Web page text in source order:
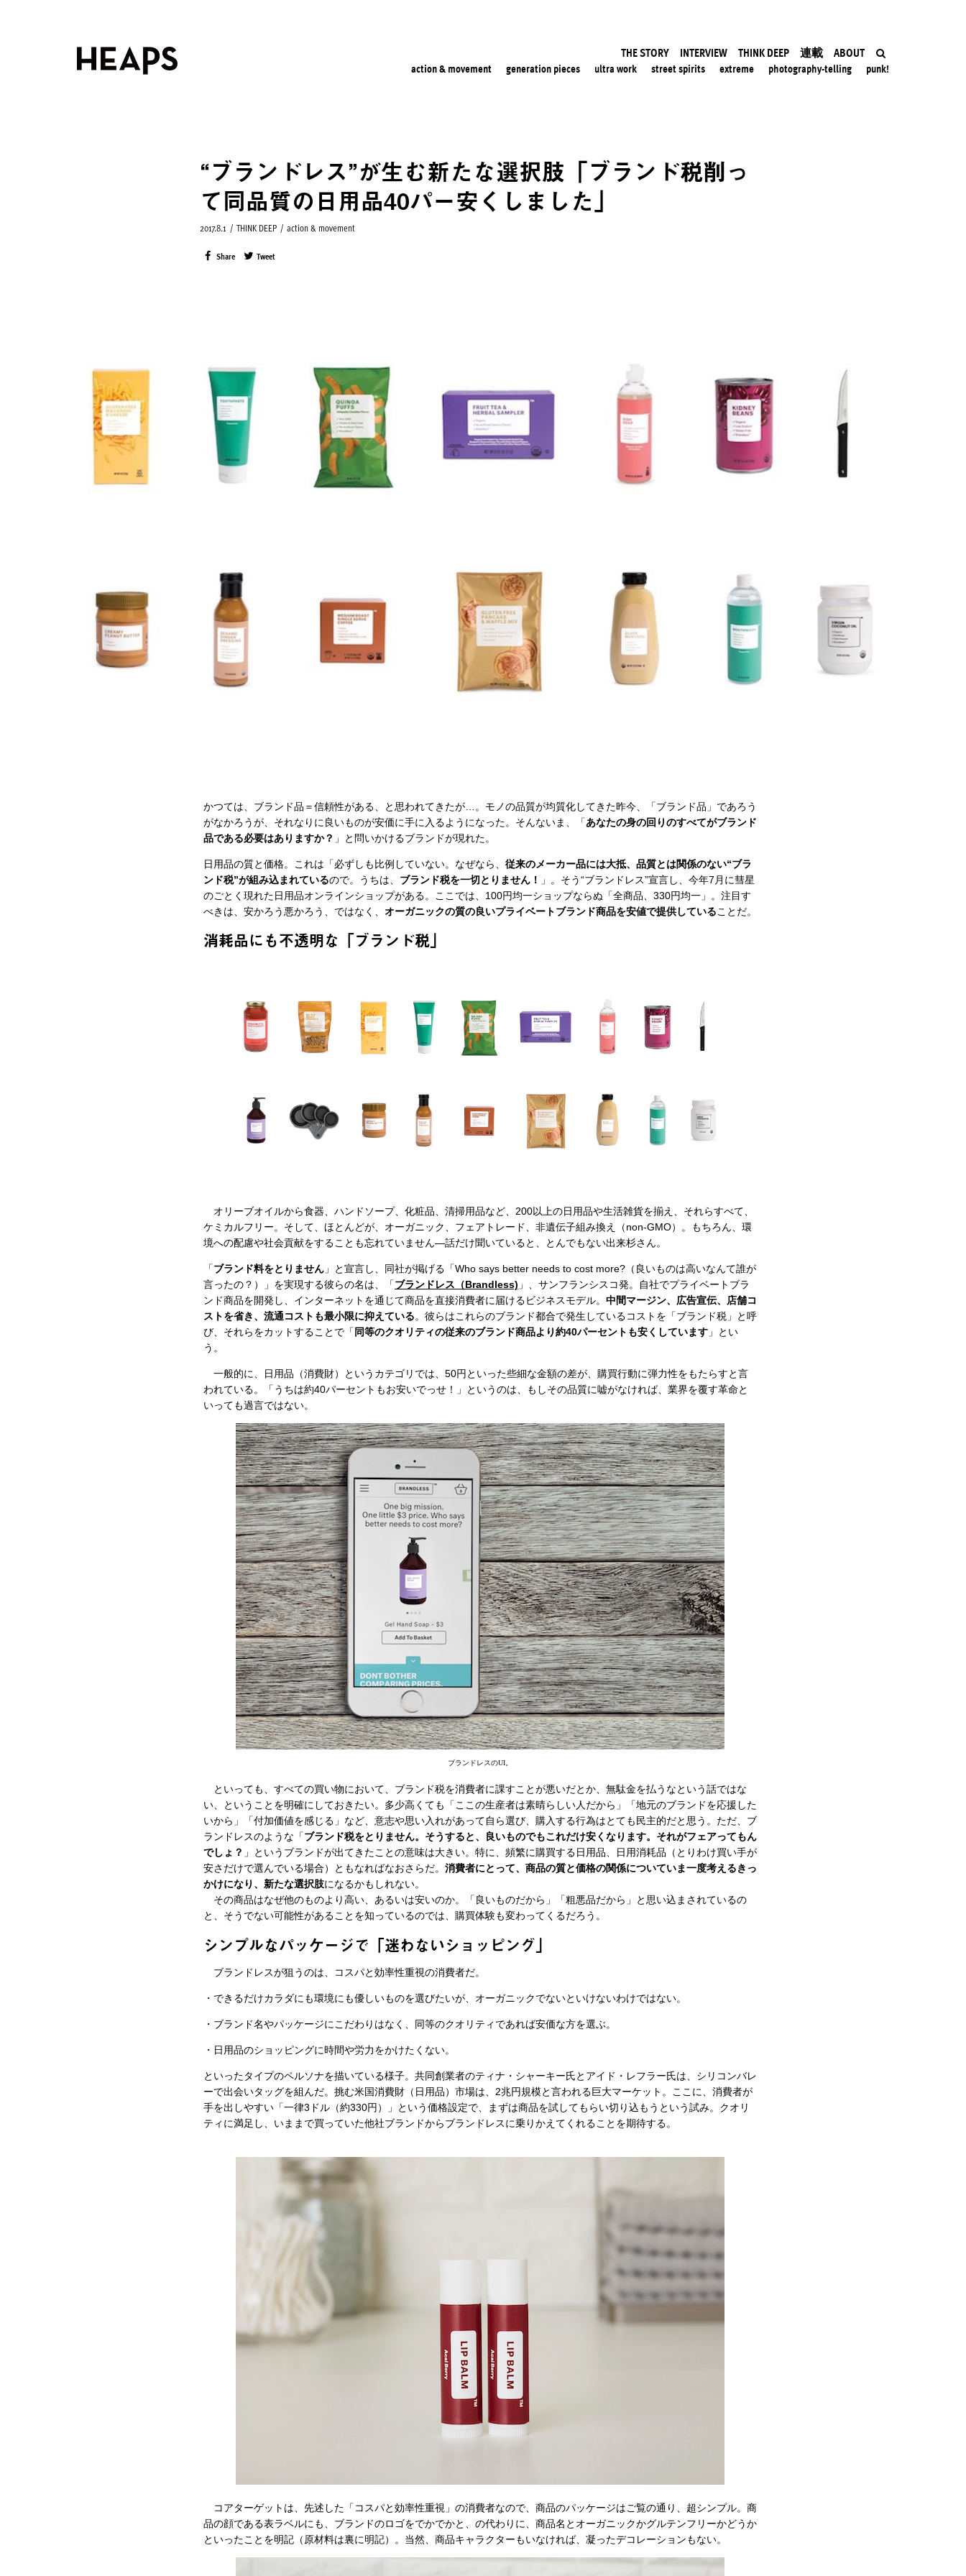
THE STORY INTERVIEW THINK DEEP 連載 ABOUT
action & movement generation pieces ultra work street spirits extreme photography-telling punk!
“ブランドレス”が生む新たな選択肢「ブランド税削っ
て同品質の日用品40パー安くしました」
2017.8.1 / THINK DEEP / action & movement
Share Tweet
かつては、ブランド品＝信頼性がある、と思われてきたが…。モノの品質が均質化してきた昨今、「ブランド品」であろう
がなかろうが、それなりに良いものが安価に手に入るようになった。そんないま、「あなたの身の回りのすべてがブランド
品である必要はありますか？ 」と問いかけるブランドが現れた。
日用品の質と価格。これは「必ずしも比例していない。なぜなら、 従来のメーカー品には大抵、品質とは関係のない“ブラ
ンド税”が組み込まれているので。うちは、 ブランド税を一切とりません！
」。そう“ブランドレス”宣言し、今年7月に彗星
のごとく現れた日用品オンラインショップがある。ここでは、100円均一ショップならぬ「全商品、330円均一」。注目す
べきは、安かろう悪かろう、ではなく、 オーガニックの質の良いプライベートブランド商品を安値で提供していることだ。
消耗品にも不透明な「ブランド税」
オリーブオイルから食器、ハンドソープ、化粧品、清掃用品など、200以上の日用品や生活雑貨を揃え、それらすべて、
ケミカルフリー。そして、ほとんどが、オーガニック、フェアトレード、非遺伝子組み換え（non-GMO）。もちろん、環
境への配慮や社会貢献をすることも忘れていません—話だけ聞いていると、とんでもない出来杉さん。
「ブランド料をとりません 」と宣言し、同社が掲げる「Who says better needs to cost more?（良いものは高いなんて誰が
言ったの？）」を実現する彼らの名は、「ブランドレス（Brandless) 」、サンフランシスコ発。自社でプライベートブラ
ンド商品を開発し、インターネットを通じて商品を直接消費者に届けるビジネスモデル。 中間マージン、広告宣伝、店舗コ
ストを省き、流通コストも最小限に抑えている。彼らはこれらのブランド都合で発生しているコストを「ブランド税」と呼
び、それらをカットすることで「 同等のクオリティの従来のブランド商品より約40パーセントも安くしています 」とい
う。
一般的に、日用品（消費財）というカテゴリでは、50円といった些細な金額の差が、購買行動に弾力性をもたらすと言
われている。「うちは約40パーセントもお安いでっせ！」というのは、もしその品質に嘘がなければ、業界を覆す革命と
いっても過言ではない。
ブランドレスのUI。
といっても、すべての買い物において、ブランド税を消費者に課すことが悪いだとか、無駄金を払うなという話ではな
い、ということを明確にしておきたい。多少高くても「ここの生産者は素晴らしい人だから」「地元のブランドを応援した
いから」「付加価値を感じる」など、意志や思い入れがあって自ら選び、購入する行為はとても民主的だと思う。ただ、ブ
ランドレスのような「ブランド税をとりません。そうすると、良いものでもこれだけ安くなります。それがフェアってもん
でしょ？ 」というブランドが出てきたことの意味は大きい。特に、頻繁に購買する日用品、日用消耗品（とりわけ買い手が
安さだけで選んでいる場合）ともなればなおさらだ。 消費者にとって、商品の質と価格の関係についていま一度考えるきっ
かけになり、新たな選択肢になるかもしれない。
その商品はなぜ他のものより高い、あるいは安いのか。「良いものだから」「粗悪品だから」と思い込まされているの
と、そうでない可能性があることを知っているのでは、購買体験も変わってくるだろう。
シンプルなパッケージで「迷わないショッピング」
ブランドレスが狙うのは、コスパと効率性重視の消費者だ。
・できるだけカラダにも環境にも優しいものを選びたいが、オーガニックでないといけないわけではない。
・ブランド名やパッケージにこだわりはなく、同等のクオリティであれば安価な方を選ぶ。
・日用品のショッピングに時間や労力をかけたくない。
といったタイプのペルソナを描いている様子。共同創業者のティナ・シャーキー氏とアイド・レフラー氏は、シリコンバレ
ーで出会いタッグを組んだ。挑む米国消費財（日用品）市場は、2兆円規模と言われる巨大マーケット。ここに、消費者が
手を出しやすい「一律3ドル（約330円）」という価格設定で、まずは商品を試してもらい切り込もうという試み。クオリ
ティに満足し、いままで買っていた他社ブランドからブランドレスに乗りかえてくれることを期待する。
コアターゲットは、先述した「コスパと効率性重視」の消費者なので、商品のパッケージはご覧の通り、超シンプル。商
品の顔である表ラベルにも、ブランドのロゴをでかでかと、の代わりに、商品名とオーガニックかグルテンフリーかどうか
といったことを明記（原材料は裏に明記）。当然、商品キャラクターもいなければ、凝ったデコレーションもない。